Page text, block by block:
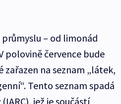
– od limonád
polovině července bude
na seznam „látek,
Tento seznam spadá
jež je součástí